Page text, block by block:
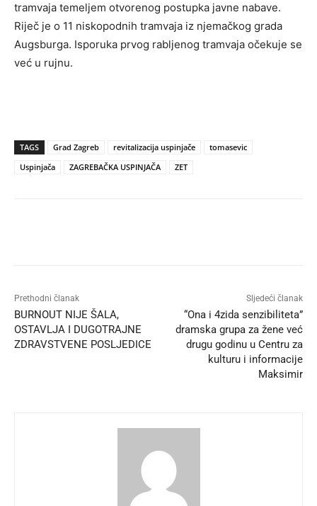
tramvaja temeljem otvorenog postupka javne nabave.
Riječ je o 11 niskopodnih tramvaja iz njemačkog grada
Augsburga. Isporuka prvog rabljenog tramvaja očekuje se
već u rujnu.
TAGS Grad Zagreb revitalizacija uspinjače
tomasevic
Uspinjača
ZAGREBAČKA USPINJAČA ZET
Prethodni članak
BURNOUT NIJE ŠALA,
OSTAVLJA I DUGOTRAJNE
ZDRAVSTVENE POSLJEDICE
Sljedeći članak
“Ona i 4zida senzibiliteta”
dramska grupa za žene već
drugu godinu u Centru za
kulturu i informacije
Maksimir